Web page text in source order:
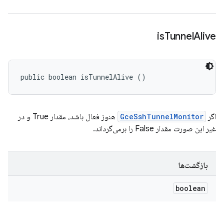
isTunnelAlive
public boolean isTunnelAlive ()
اگر GceSshTunnelMonitor
هنوز فعال باشد، مقدار True و در
غیر این صورت مقدار False را برمی‌گرداند.
بازگشت‌ها
boolean